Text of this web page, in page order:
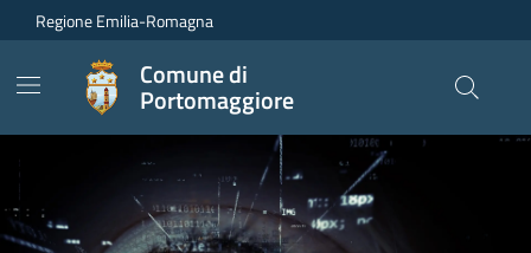
Vai ai contenuti
Vai al footer
Regione Emilia-Romagna
Comune di
Portomaggiore